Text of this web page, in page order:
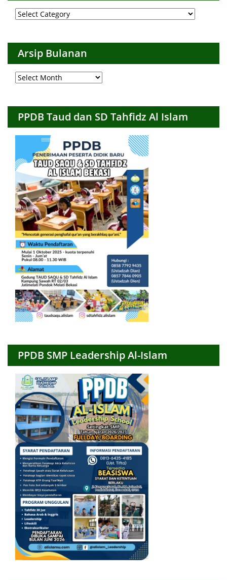
Arsip
per
Arsip Bulanan
Arsip
Bulanan
PPDB Taud dan SD Tahfidz Al Islam
PPDB SMP Leadership Al-Islam